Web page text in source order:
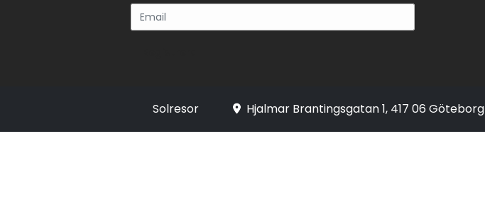
Solresor Hjalmar Brantingsgatan 1, 417 06 Göteborg